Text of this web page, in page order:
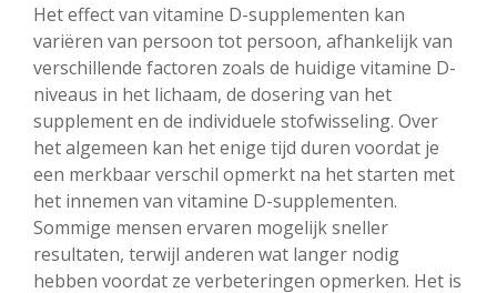
Het effect van vitamine D-supplementen kan
variëren van persoon tot persoon, afhankelijk van
verschillende factoren zoals de huidige vitamine D-
niveaus in het lichaam, de dosering van het
supplement en de individuele stofwisseling. Over
het algemeen kan het enige tijd duren voordat je
een merkbaar verschil opmerkt na het starten met
het innemen van vitamine D-supplementen.
Sommige mensen ervaren mogelijk sneller
resultaten, terwijl anderen wat langer nodig
hebben voordat ze verbeteringen opmerken. Het is